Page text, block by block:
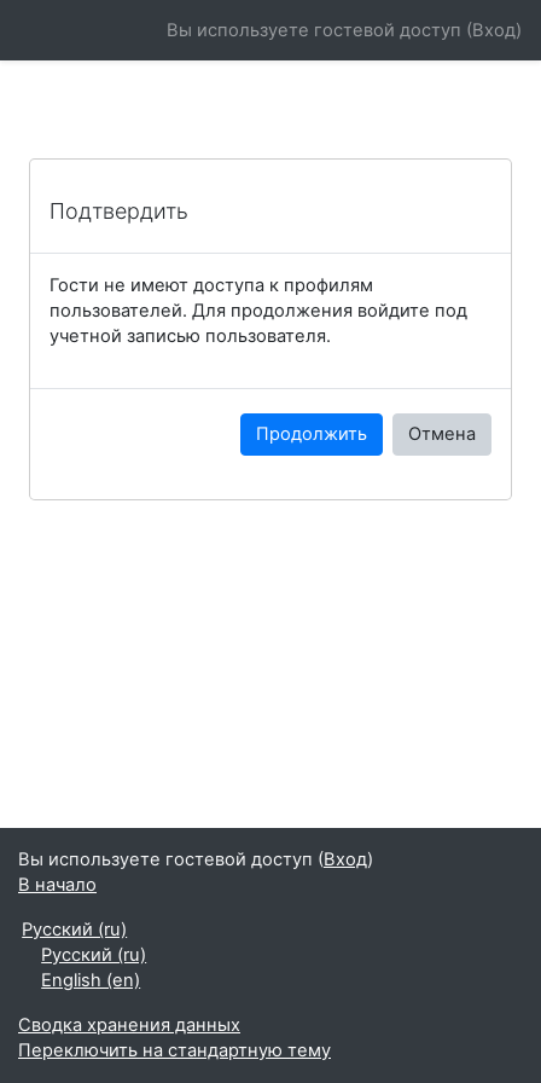
Вы используете гостевой доступ (Вход)
Подтвердить
Гости не имеют доступа к профилям
пользователей. Для продолжения войдите под
учетной записью пользователя.
Продолжить Отмена
Вы используете гостевой доступ (Вход)
В начало
Русский ‎(ru)‎
Русский ‎(ru)‎
English ‎(en)‎
Сводка хранения данных
Переключить на стандартную тему